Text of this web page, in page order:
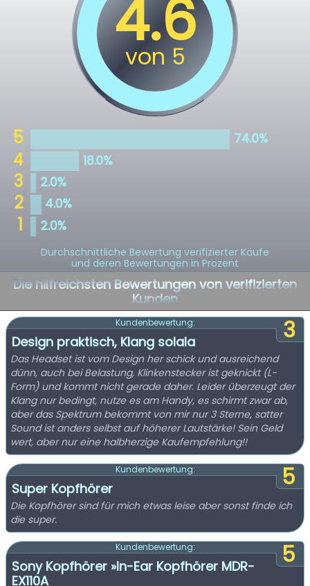
Durchschnittliche Bewertung verifizierter Käufe
und deren Bewertungen in Prozent
Die hilfreichsten Bewertungen von verifizierten
Kunden
3
Kundenbewertung:
Design praktisch, Klang solala
Das Headset ist vom Design her schick und ausreichend
dünn, auch bei Belastung, Klinkenstecker ist geknickt (L-
Form) und kommt nicht gerade daher. Leider überzeugt der
Klang nur bedingt, nutze es am Handy, es schirmt zwar ab,
aber das Spektrum bekommt von mir nur 3 Sterne, satter
Sound ist anders selbst auf höherer Lautstärke! Sein Geld
wert, aber nur eine halbherzige Kaufempfehlung!!
5
Kundenbewertung:
Super Kopfhörer
Die Kopfhörer sind für mich etwas leise aber sonst finde ich
die super.
5
Kundenbewertung:
Sony Kopfhörer »In-Ear Kopfhörer MDR-
EX110A